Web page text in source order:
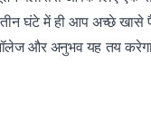
घंटे में ही आप अच्छे
और अनुभव यह तय करेगा